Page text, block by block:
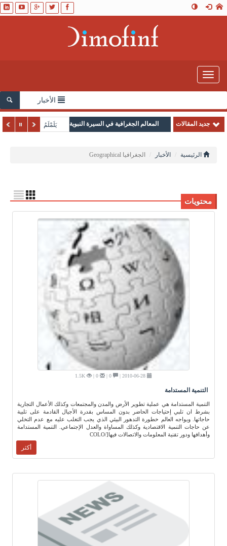
Toggle
navigation
الأخبار
جديد المقالات المعالم الجغرافية في السيرة النبوية يَلَمْلَمُ
الرئيسية الأخبار الجغرافيا Geographical
محتويات
1.5K
التنمية المستدامة
التنمية المستدامة هي عملية تطوير الأرض والمدن والمجتمعات وكذلك الأعمال التجارية
بشرط ان تلبي إحتياجات الحاضر بدون المساس بقدرة الأجيال القادمة على تلبية
حاجاتها. ويواجه العالم خطورة التدهور البيئي الذي يجب التغلب عليه مع عدم التخلي
عن حاجات التنمية الاقتصادية وكذلك المساواة والعدل الإجتماعي. التنمية المستدامة
وأهدافها ودور تقنية المعلومات والاتصالات فيها[/COLO
أكثر